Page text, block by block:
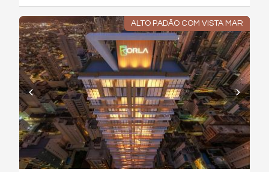
ALTO PADÃO COM VISTA MAR